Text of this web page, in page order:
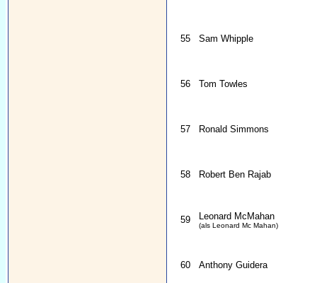
55 Sam Whipple
56 Tom Towles
57 Ronald Simmons
58 Robert Ben Rajab
59 Leonard McMahan
(als Leonard Mc Mahan)
60 Anthony Guidera